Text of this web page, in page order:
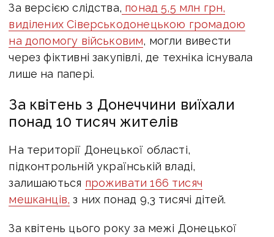
За версією слідства, понад 5,5 млн грн,
виділених Сіверськодонецькою громадою
на допомогу військовим, могли вивести
через фіктивні закупівлі, де техніка існувала
лише на папері.
За квітень з Донеччини виїхали
понад 10 тисяч жителів
На території Донецької області,
підконтрольній українській владі,
залишаються проживати 166 тисяч
мешканців, з них понад 9,3 тисячі дітей.
За квітень цього року за межі Донецької